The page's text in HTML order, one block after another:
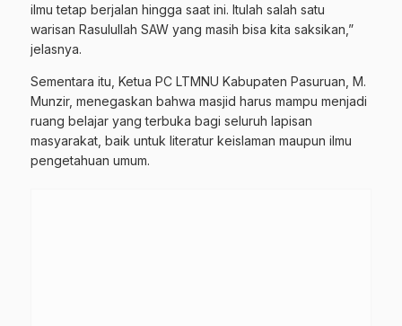
ilmu tetap berjalan hingga saat ini. Itulah salah satu
warisan Rasulullah SAW yang masih bisa kita saksikan,”
jelasnya.
Sementara itu, Ketua PC LTMNU Kabupaten Pasuruan, M.
Munzir, menegaskan bahwa masjid harus mampu menjadi
ruang belajar yang terbuka bagi seluruh lapisan
masyarakat, baik untuk literatur keislaman maupun ilmu
pengetahuan umum.